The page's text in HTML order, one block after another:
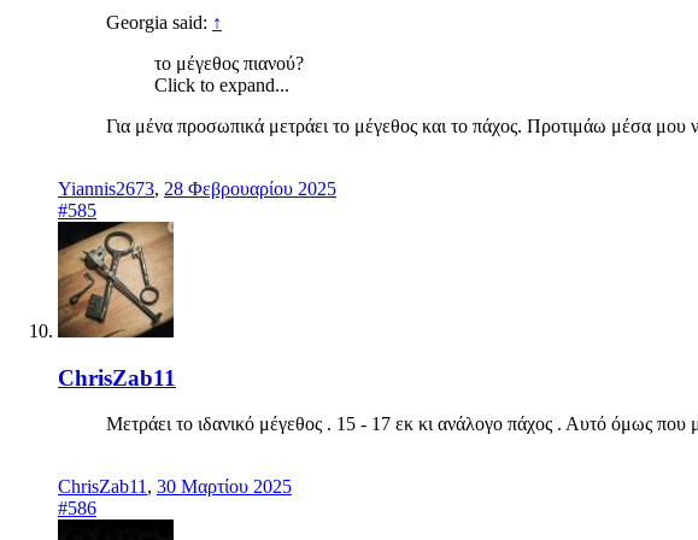
Georgia said: ↑
το μέγεθος πιανού?
Click to expand...
Για μένα προσωπικά μετράει το μέγεθος και το πάχος. Προτιμάω μέσα μου
Yiannis2673, 28 Φεβρουαρίου 2025
#585
ChrisZab11
Μετράει το ιδανικό μέγεθος . 15 - 17 εκ κι ανάλογο πάχος . Αυτό όμως που
ChrisZab11 , 30 Μαρτίου 2025
#586